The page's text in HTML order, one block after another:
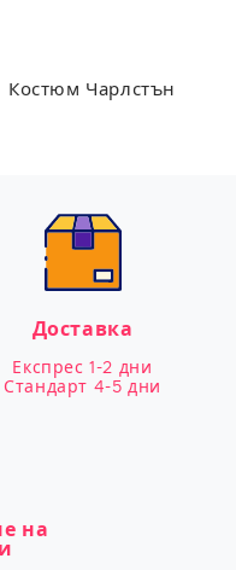
Костюм Чарлстън
Доставка
Експрес 1-2 дни
Стандарт 4-5 дни
на